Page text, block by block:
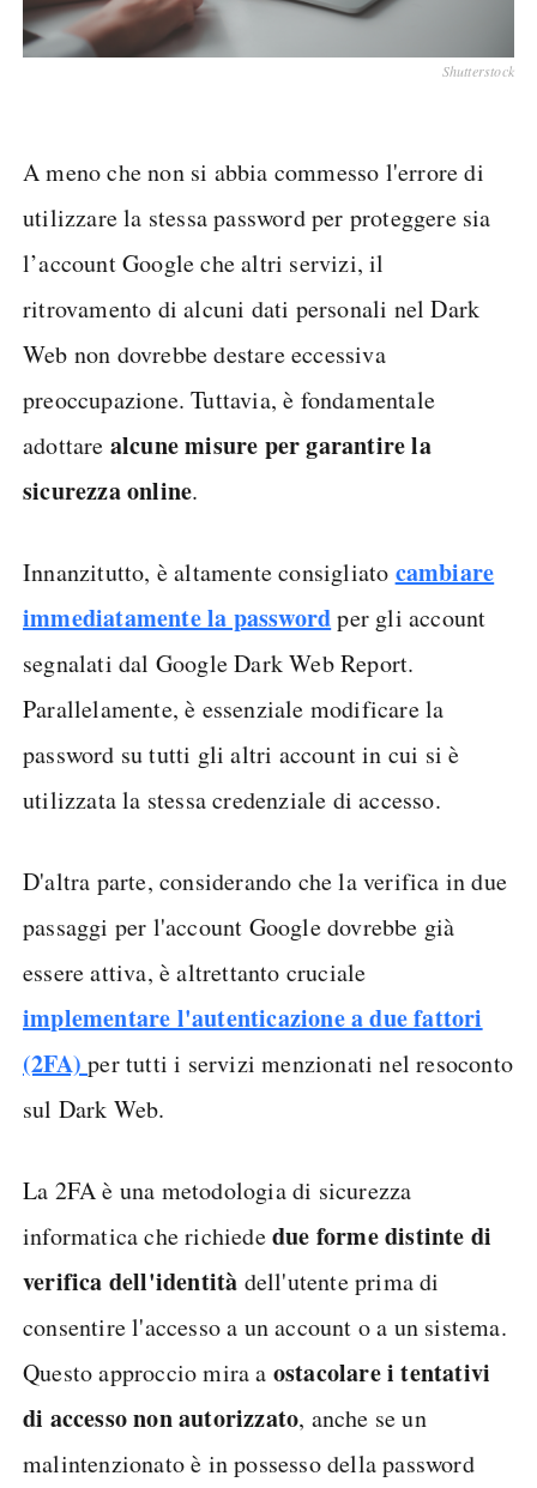
Shutterstock
A meno che non si abbia commesso l'errore di
utilizzare la stessa password per proteggere sia
l’account Google che altri servizi, il
ritrovamento di alcuni dati personali nel Dark
Web non dovrebbe destare eccessiva
preoccupazione. Tuttavia, è fondamentale
adottare alcune misure per garantire la
sicurezza online.
Innanzitutto, è altamente consigliato cambiare
immediatamente la passwordper gli account
segnalati dal Google Dark Web Report.
Parallelamente, è essenziale modificare la
password su tutti gli altri account in cui si è
utilizzata la stessa credenziale di accesso.
D'altra parte, considerando che la verifica in due
passaggi per l'account Google dovrebbe già
essere attiva, è altrettanto cruciale
implementare l'autenticazione a due fattori
(2FA)per tutti i servizi menzionati nel resoconto
sul Dark Web.
La 2FA è una metodologia di sicurezza
informatica che richiededue forme distinte di
verifica dell'identità dell'utente prima di
consentire l'accesso a un account o a un sistema.
Questo approccio mira a ostacolare i tentativi
di accesso non autorizzato, anche se un
malintenzionato è in possesso della password